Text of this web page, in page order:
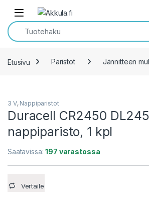
Skip to navigation
Skip to content
Open
Etusivu Paristot Jännitteen
3 V, Nappiparistot
Duracell CR2450
nappiparisto, 1 kpl
Saatavissa:197 varastossa
Vertaile